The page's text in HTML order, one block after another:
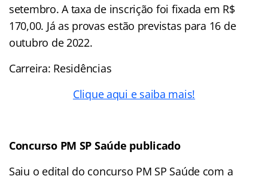
setembro. A taxa de inscrição foi fixada em R$
170,00. Já as provas estão previstas para 16 de
outubro de 2022.
Carreira: Residências
Clique aqui e saiba mais!
Concurso PM SP Saúde publicado
Saiu o edital do concurso PM SP Saúde com a